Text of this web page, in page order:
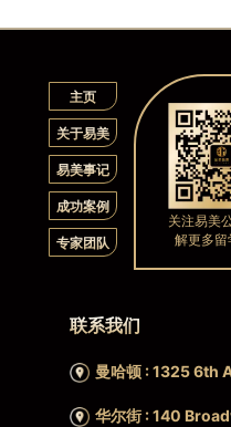
主页
关于易美
易美事记
成功案例
专家团队
联系我们
曼哈顿 : 1325 6th
华尔街 : 140
关注易美
解更多留